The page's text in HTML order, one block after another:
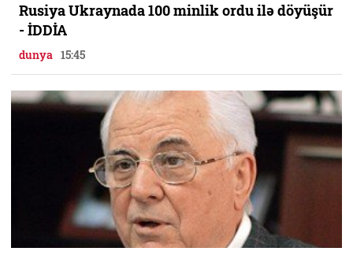
Rusiya Ukraynada 100 minlik ordu ilə döyüşür
- İDDİA
dunya 15:45